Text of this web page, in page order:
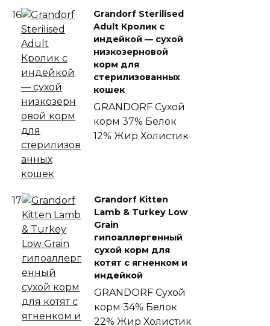
16
Grandorf Sterilised
Adult Кролик с
индейкой — сухой
низкозерновой
корм для
стерилизованных
кошек
GRANDORF Сухой
корм 37% Белок
12% Жир Холистик
17
Grandorf Kitten
Lamb & Turkey Low
Grain
гипоаллергенный
сухой корм для
котят с ягненком и
индейкой
GRANDORF Сухой
корм 34% Белок
22% Жир Холистик